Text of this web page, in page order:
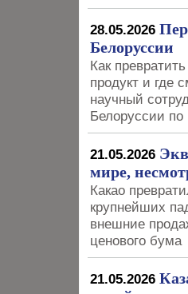
28.05.2026
Белоруссии
Как
продукт и где
научный
Белоруссии
21.05.2026
мире,
Какао
крупнейших
внешние
ценового бума
21.05.2026